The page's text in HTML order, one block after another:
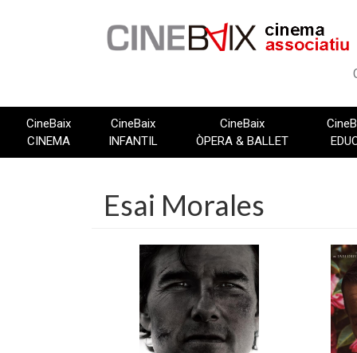
CineBaix
CINEMA
CineBaix
INFANTIL
CineBaix
ÒPERA & BALLET
Esai Morales